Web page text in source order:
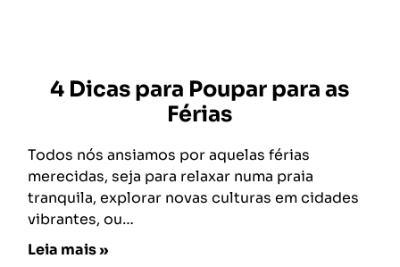
4 Dicas para Poupar para as
Férias
Todos nós ansiamos por aquelas férias
merecidas, seja para relaxar numa praia
tranquila, explorar novas culturas em cidades
vibrantes, ou…
Leia mais »